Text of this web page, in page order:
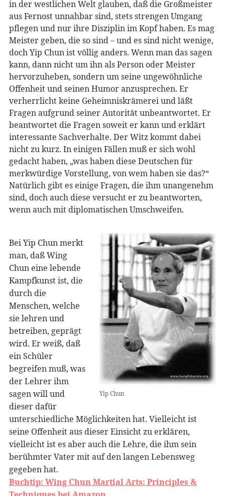
in der westlichen Welt glauben, daß die Großmeister
aus Fernost unnahbar sind, stets strengen Umgang
pflegen und nur ihre Disziplin im Kopf haben. Es mag
Meister geben, die so sind – und es sind nicht wenige,
doch Yip Chun ist völlig anders. Wenn man das sagen
kann, dann nicht um ihn als Person oder Meister
hervorzuheben, sondern um seine ungewöhnliche
Offenheit und seinen Humor anzusprechen. Er
verherrlicht keine Geheimniskrämerei und läßt
Fragen aufgrund seiner Autorität unbeantwortet. Er
beantwortet die Fragen soweit er kann und erklärt
interessante Sachverhalte. Der Witz kommt dabei
nicht zu kurz. In einigen Fällen muß er sich wohl
gedacht haben, „was haben diese Deutschen für
merkwürdige Vorstellung, von wem haben sie das?“
Natürlich gibt es einige Fragen, die ihm unangenehm
sind, doch auch diese versucht er zu beantworten,
wenn auch mit diplomatischen Umschweifen.
Yip Chun
Bei Yip Chun merkt
man, daß Wing
Chun eine lebende
Kampfkunst ist, die
durch die
Menschen, welche
sie lehren und
betreiben, geprägt
wird. Er weiß, daß
ein Schüler
begreifen muß, was
der Lehrer ihm
sagen will und
dieser dafür
unterschiedliche Möglichkeiten hat. Vielleicht ist
seine Offenheit aus dieser Einsicht zu erklären,
vielleicht ist es aber auch die Lehre, die ihm sein
berühmter Vater mit auf den langen Lebensweg
gegeben hat.
Buchtip: Wing Chun Martial Arts: Principles &